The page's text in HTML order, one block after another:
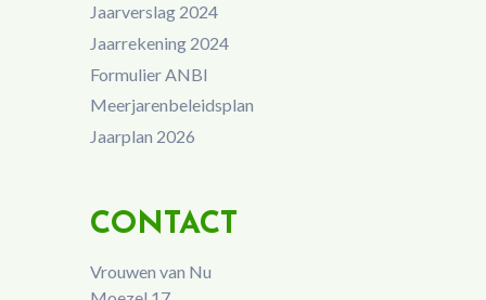
Jaarverslag 2024
Jaarrekening 2024
Formulier ANBI
Meerjarenbeleidsplan
Jaarplan 2026
CONTACT
Vrouwen van Nu